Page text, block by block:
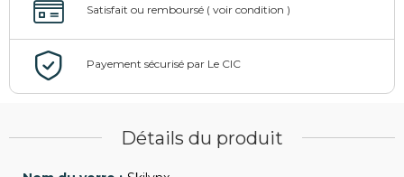
Détails du produit